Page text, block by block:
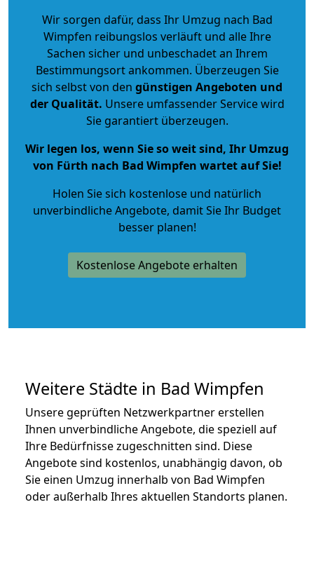
Wir sorgen dafür, dass Ihr Umzug nach Bad
Wimpfen reibungslos verläuft und alle Ihre
Sachen sicher und unbeschadet an Ihrem
Bestimmungsort ankommen. Überzeugen Sie
sich selbst von den günstigen Angeboten und
der Qualität. Unsere umfassender Service wird
Sie garantiert überzeugen.
Wir legen los, wenn Sie so weit sind, Ihr Umzug
von Fürth nach Bad Wimpfen wartet auf Sie!
Holen Sie sich kostenlose und natürlich
unverbindliche Angebote, damit Sie Ihr Budget
besser planen!
Kostenlose Angebote erhalten
Weitere Städte in Bad Wimpfen
Unsere geprüften Netzwerkpartner erstellen
Ihnen unverbindliche Angebote, die speziell auf
Ihre Bedürfnisse zugeschnitten sind. Diese
Angebote sind kostenlos, unabhängig davon, ob
Sie einen Umzug innerhalb von Bad Wimpfen
oder außerhalb Ihres aktuellen Standorts planen.